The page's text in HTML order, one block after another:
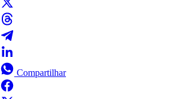
Compartilhar